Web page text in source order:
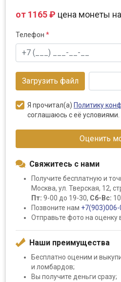
от 1165 ₽ цена монеты
Телефон *
Загрузить файл
Я прочитал(а) Политику
соглашаюсь с её условиями.
Оценить
Свяжитесь с нами
Получите бесплатную и
Москва, ул. Тверская, 12,
Пт: 9-00 до 19-30, Сб-Вс:
Позвоните нам
Отправьте фото на оценку
Наши преимущества
Бесплатно оценим и
и ломбардов;
Вы получите деньги сразу;